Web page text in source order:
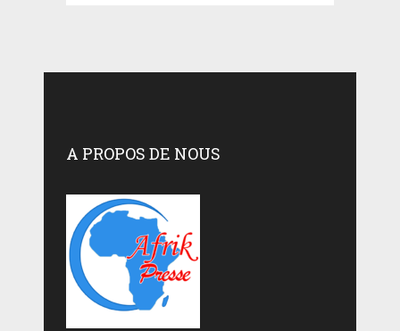
A PROPOS DE NOUS